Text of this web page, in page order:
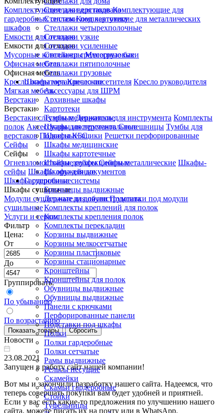
Стеллажи для подвала
Стеллажи под картотеку
Стеллажи четырехполочные
Стеллажи узкие
Стеллажи усиленные
Стеллажи среднегрузовые
Стеллажи пятиполочные
Стеллажи грузовые
Шкафы металлические
Аксессуары для ШРМ
Архивные шкафы
Картотеки
Тумбы медицинские
Шкафы инструментальные
Шкафы КБС
Шкафы медицинские
Шкафы картотечные
Шкафы двухсекционные
Шкафы для документов
Гардеробные системы
Брючницы выдвижные
Держатели для инструмента
Комплекты креплений для полок
Комплекты крепления полок
Комплекты перекладин
Корзины выдвижные
Корзины мелкосетчатые
Корзины пластиковые
Корзины стационарные
Кронштейны
Кронштейны для полок
Обувницы выдвижные
Обувницы выдвижные
Панели с крючками
Перфорированные панели
Подставки под шкафы
Полки
Полки гардеробные
Полки сетчатые
Рамы выдвижные
Рельсы несущие
Скамейки
Скамьи гардеробные
Стойки
Туфельницы
Комплектующие для верстаков Комплектующие для
гардеробных систем Комплектующие для металлических
шкафов
Емкости для отходов
Емкости для отходов
Мусорные контейнеры Мусорные баки
Офисная мебель
Офисная мебель
Кресло оператора Кресло посетителя Кресло руководителя
Мягкая мебель
Верстаки
Верстаки
Верстаки слесарные Держатель для инструмента Комплекты
полок Аксессуары для верстаков Столешницы Тумбы для
верстаков Подвесные ящики Решетки перфорированные
Сейфы
Сейфы
Огневзломостойкие сейфы Сейфы металлические Шкафы-
сейфы Шкафы оружейные
Шкафы сушильные
Шкафы сушильные
Модули сушильные для обуви Подставки под модули
сушильные
Услуги и сервис
Фильтр
Цена:
От
До
Группировать:
По убыванию
По возрастанию
Новости
23.08.2021
Запущен в работу сайт нашей компании!
Вот мы и закончили разработку нашего сайта. Надеемся, что
теперь совершать покупки вам будет удобней и приятней.
Если у вас есть какие-то предложения по улучшению нашего
сайта, можете писать их на почту или в WhatsApp.